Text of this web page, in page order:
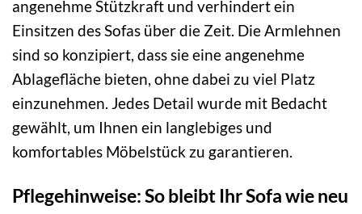
angenehme Stützkraft und verhindert ein
Einsitzen des Sofas über die Zeit. Die Armlehnen
sind so konzipiert, dass sie eine angenehme
Ablagefläche bieten, ohne dabei zu viel Platz
einzunehmen. Jedes Detail wurde mit Bedacht
gewählt, um Ihnen ein langlebiges und
komfortables Möbelstück zu garantieren.
Pflegehinweise: So bleibt Ihr Sofa wie neu